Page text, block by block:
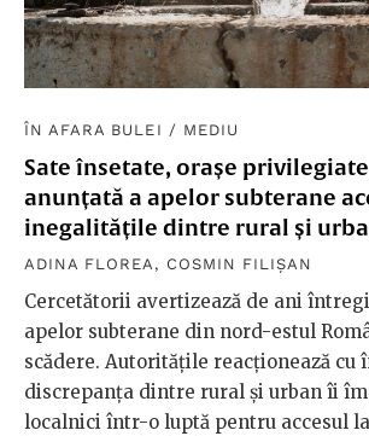
ÎN AFARA BULEI / MEDIU
Sate însetate, orașe
anunțată a apelor subterane
inegalitățile dintre rural și
ADINA FLOREA , COSMIN FILIȘAN
Cercetătorii avertizează de ani
apelor subterane din nord-estul
scădere. Autoritățile reacționează cu
discrepanța dintre rural și urban îi
localnici într-o luptă pentru accesul